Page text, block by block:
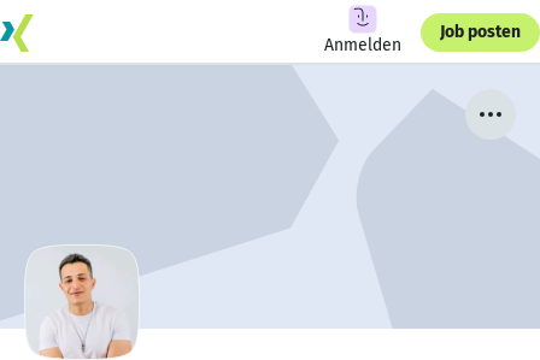
Anmelden
Job posten